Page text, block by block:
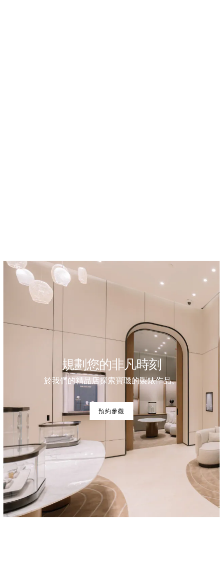
規劃您的非凡時刻
於我們的精品店探索寶璣的製錶作品。
預約參觀